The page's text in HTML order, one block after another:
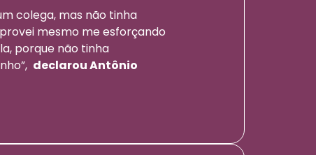
colega, mas não tinha
mesmo me esforçando
porque não tinha
declarou Antônio